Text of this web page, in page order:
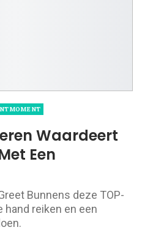
Waardeert
Een
Bunnens deze TOP-
hand reiken en een